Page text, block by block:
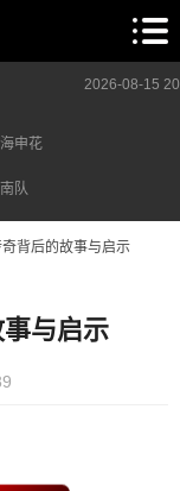
2026-08-15
申花
队
背后的故事与启示
与启示